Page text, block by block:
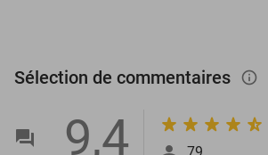
Sélection de commentaires info_outlined
9,4